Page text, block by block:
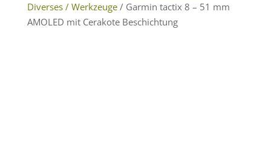
Diverses / Werkzeuge/ Garmin tactix 8 – 51 mm
AMOLED mit Cerakote Beschichtung